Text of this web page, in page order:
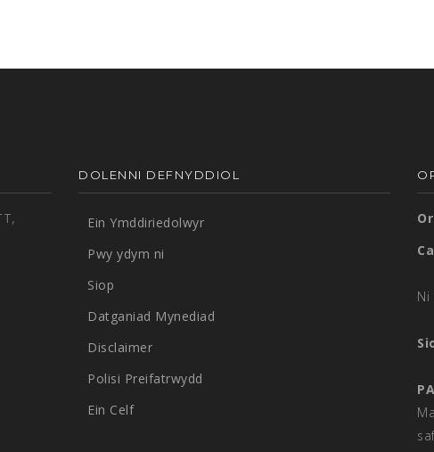
DOLENNI DEFNYDDIOL
Ein Ymddiriedolwyr
Pwy ydym ni
Siop
Datganiad Mynediad
Disclaimer
Polisi Preifatrwydd
Ein Celf
Ni